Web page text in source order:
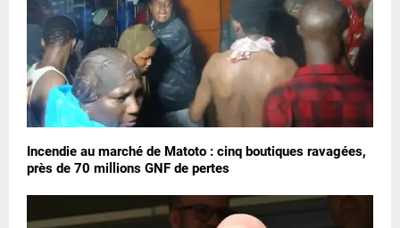
Incendie au marché de Matoto : cinq boutiques ravagées,
près de 70 millions GNF de pertes